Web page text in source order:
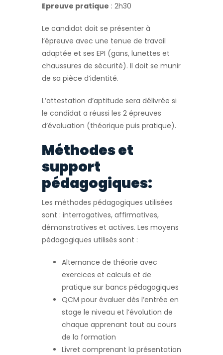
Epreuve pratique : 2h30
Le candidat doit se présenter à
l’épreuve avec une tenue de travail
adaptée et ses EPI (gans, lunettes et
chaussures de sécurité). Il doit se munir
de sa pièce d’identité.
L’attestation d’aptitude sera délivrée si
le candidat a réussi les 2 épreuves
d’évaluation (théorique puis pratique).
Méthodes et
support
pédagogiques:
Les méthodes pédagogiques utilisées
sont : interrogatives, affirmatives,
démonstratives et actives. Les moyens
pédagogiques utilisés sont :
Alternance de théorie avec
exercices et calculs et de
pratique sur bancs pédagogiques
QCM pour évaluer dès l’entrée en
stage le niveau et l’évolution de
chaque apprenant tout au cours
de la formation
Livret comprenant la présentation